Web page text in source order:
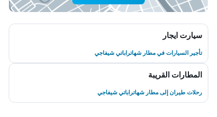
سيارت ايجار
تأجير السيارات في مطار شهاتراباتي شيفاجي
المطارات القريبة
رحلات طيران إلى مطار شهاتراباتي شيفاجي